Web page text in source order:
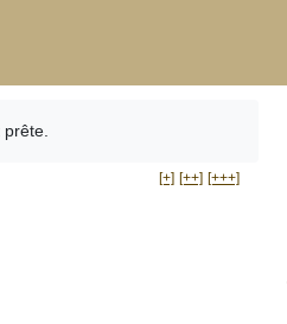
[+] [++] [+++]